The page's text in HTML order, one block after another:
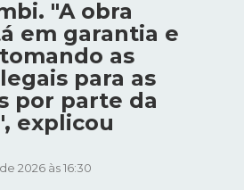
"A obra
em garantia e
as
para as
por parte da
explicou
2026 às 16:30